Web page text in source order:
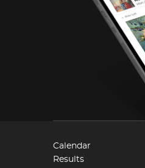
Calendar
Results